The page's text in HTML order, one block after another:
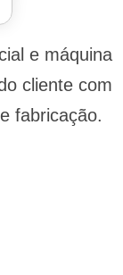
e máquina
cliente com
fabricação.